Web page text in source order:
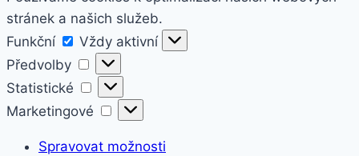
stránek a našich služeb.
Funkční
Funkční
Vždy aktivní
Předvolby
Předvolby
Statistické
Statistické
Marketingové
Marketingové
Spravovat možnosti